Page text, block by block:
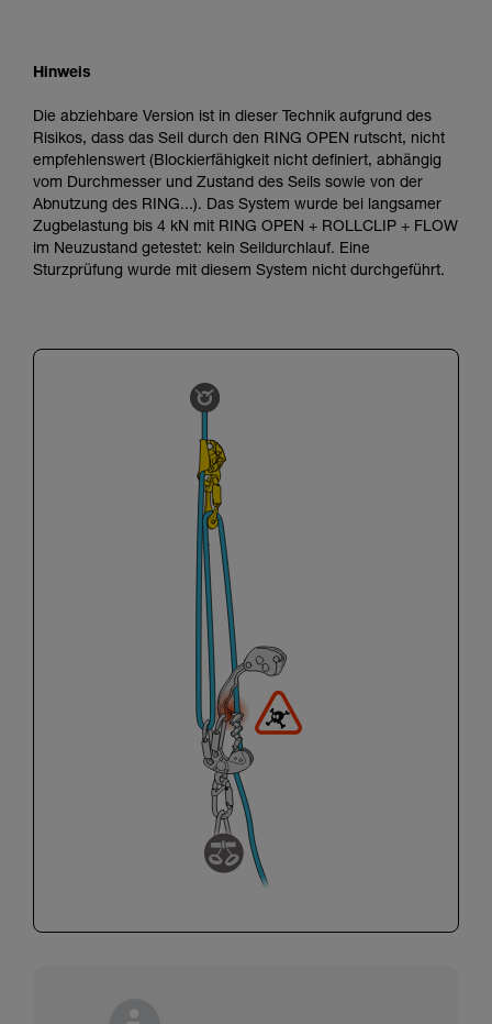
Hinweis
Die abziehbare Version ist in dieser Technik aufgrund des
Risikos, dass das Seil durch den RING OPEN rutscht, nicht
empfehlenswert (Blockierfähigkeit nicht definiert, abhängig
vom Durchmesser und Zustand des Seils sowie von der
Abnutzung des RING...). Das System wurde bei langsamer
Zugbelastung bis 4 kN mit RING OPEN + ROLLCLIP + FLOW
im Neuzustand getestet: kein Seildurchlauf. Eine
Sturzprüfung wurde mit diesem System nicht durchgeführt.